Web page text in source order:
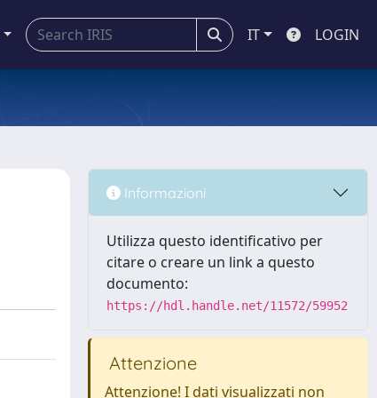
IT LOGIN
Informazioni
Utilizza questo identificativo per
citare o creare un link a questo
documento:
https://hdl.handle.net/11572/59952
Attenzione
Attenzione! I dati visualizzati non